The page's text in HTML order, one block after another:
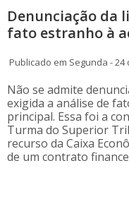
Denunciação da
fato estranho à
Publicado em Segunda - 24
Não se admite
exigida a análise de
principal. Essa foi a
Turma do Superior
recurso da Caixa
de um contrato